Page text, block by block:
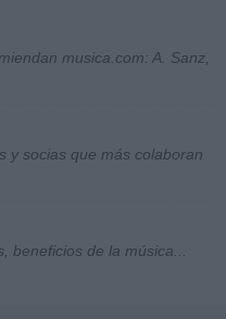
musica.com: A. Sanz,
y socias que más colaboran
beneficios de la música...